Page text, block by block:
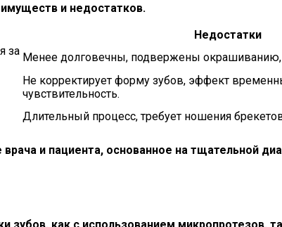
и недостатков.
Недостатки
за Менее долговечны, подвержены окрашиванию,
Не корректирует форму зубов, эффект
чувствительность.
Длительный процесс, требует ношения
и пациента, основанное на тщательной
как с использованием микропротезов,